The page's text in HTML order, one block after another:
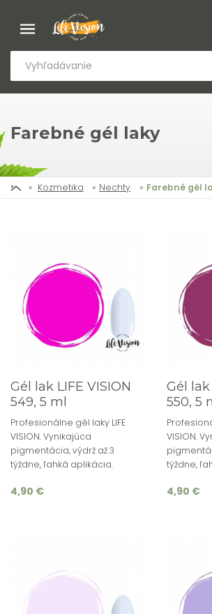
Farebné gél laky
Kozmetika Nechty Farebné gél
Gél lak LIFE VISION
549, 5 ml
Profesionálne gél laky LIFE
VISION. Vynikajúca
pigmentácia, výdrž až 3
týždne, ľahká aplikácia.
4,90 €
Gél lak
550, 5
VISION.
týždne,
4,90 €